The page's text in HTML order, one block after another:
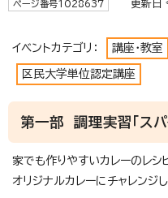
ページ番号1028637 更新日
イベントカテゴリ： 講座・教室
区民大学単位認定講座
第一部 調理実習「スパ
家でも作りやすいカレーのレ
オリジナルカレーにチャレンジし